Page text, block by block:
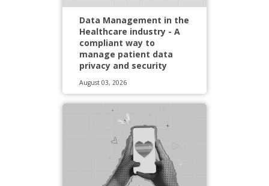
Data Management in the
Healthcare industry - A
compliant way to
manage patient data
privacy and security
August 03, 2026